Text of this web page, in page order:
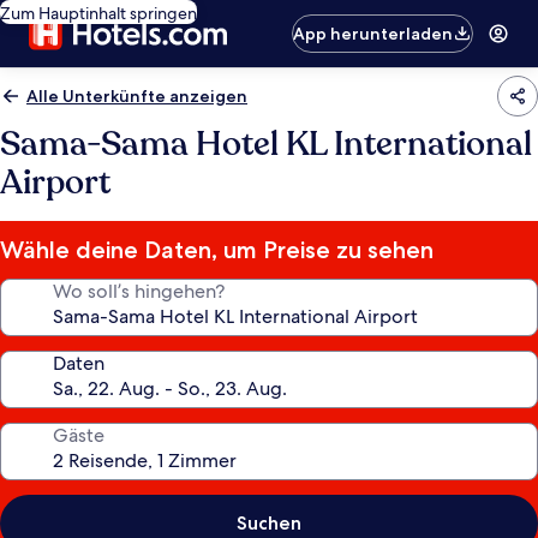
Zum Hauptinhalt springen
App herunterladen
Alle Unterkünfte anzeigen
Sama-Sama Hotel KL International
Airport
Wähle deine Daten, um Preise zu sehen
Wo soll’s hingehen?
Daten
Gäste
Suchen